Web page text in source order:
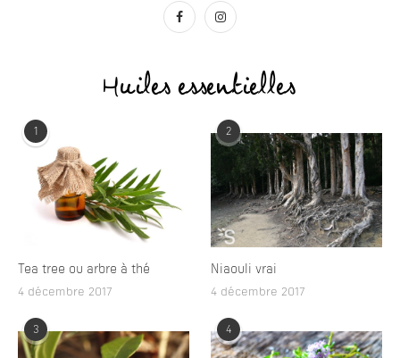
Huiles essentielles
1
Tea tree ou arbre à thé
4 décembre 2017
2
Niaouli vrai
4 décembre 2017
3 4